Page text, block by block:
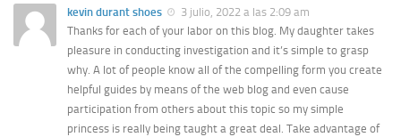
kevin durant shoes
3 julio, 2022 a las 2:09 am
Thanks for each of your labor on this blog. My daughter takes
pleasure in conducting investigation and it’s simple to grasp
why. A lot of people know all of the compelling form you create
helpful guides by means of the web blog and even cause
participation from others about this topic so my simple
princess is really being taught a great deal. Take advantage of